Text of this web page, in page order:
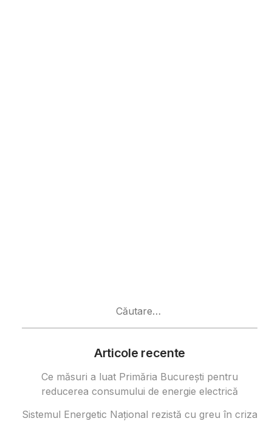
Articole recente
Ce măsuri a luat Primăria București pentru
reducerea consumului de energie electrică
Sistemul Energetic Național rezistă cu greu în criza